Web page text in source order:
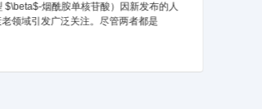
在抗衰老研究的前沿领域，“辅酶家族”已成为行业内的热门话
题。NMN 作为 NAD+ 的前体，曾因高知名度人物的背书而